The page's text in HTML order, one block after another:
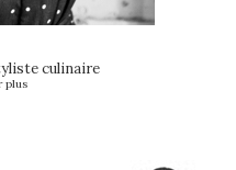
culinaire
plus